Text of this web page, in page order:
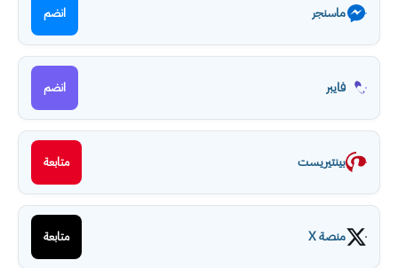
ماسنجر انضم
فايبر انضم
بينتيريست متابعة
منصة X متابعة